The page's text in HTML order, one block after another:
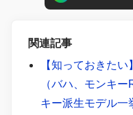
関連記事
【知っておきた
（バハ、モンキ
キー派生モデル一